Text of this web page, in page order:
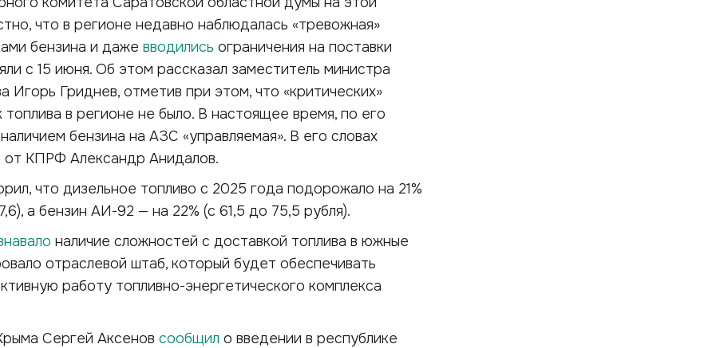
что в регионе недавно наблюдалась «тревожная»
бензина и даже вводились ограничения на поставки
с 15 июня. Об этом рассказал заместитель министра
Игорь Гриднев, отметив при этом, что «критических»
в регионе не было. В настоящее время, по его
бензина на АЗС «управляемая». В его словах
от КПРФ Александр Анидалов.
что дизельное топливо с 2025 года подорожало на 21%
а бензин АИ-92 — на 22% (с 61,5 до 75,5 рубля).
наличие сложностей с доставкой топлива в южные
отраслевой штаб, который будет обеспечивать
работу топливно-энергетического комплекса
Сергей Аксенов сообщил о введении в республике